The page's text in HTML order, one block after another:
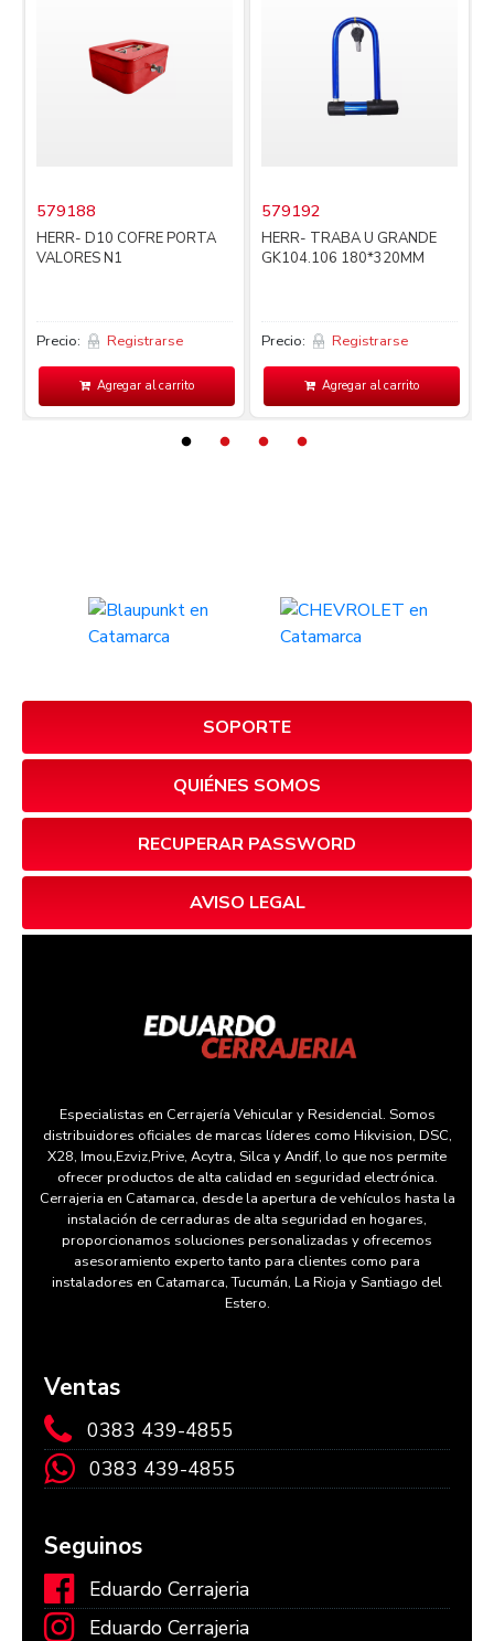
579188
HERR- D10 COFRE PORTA
VALORES N1
Precio: Registrarse
Agregar al carrito
579192
HERR- TRABA U GRANDE
GK104.106 180*320MM
Precio: Registrarse
Agregar al carrito
SOPORTE
QUIÉNES SOMOS
RECUPERAR PASSWORD
AVISO LEGAL
Especialistas en Cerrajería Vehicular y Residencial. Somos
distribuidores oficiales de marcas líderes como Hikvision, DSC,
X28, Imou,Ezviz,Prive, Acytra, Silca y Andif, lo que nos permite
ofrecer productos de alta calidad en seguridad electrónica.
Cerrajeria en Catamarca, desde la apertura de vehículos hasta la
instalación de cerraduras de alta seguridad en hogares,
proporcionamos soluciones personalizadas y ofrecemos
asesoramiento experto tanto para clientes como para
instaladores en Catamarca, Tucumán, La Rioja y Santiago del
Estero.
Ventas
0383 439-4855
0383 439-4855
Seguinos
Eduardo Cerrajeria
Eduardo Cerrajeria